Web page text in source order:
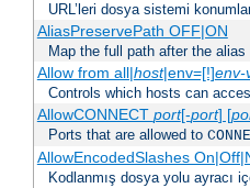
URL’leri dosya sistemi
AliasPreservePath OFF|ON
Map the full path after the
Allow from all|host|env=[!]env-
Controls which hosts can
AllowCONNECT port[-port] [
Ports that are allowed to
AllowEncodedSlashes
Kodlanmış dosya yolu ayracı